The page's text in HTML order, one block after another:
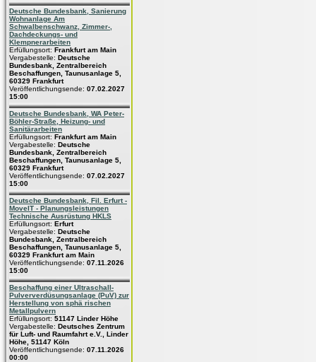
Deutsche Bundesbank, Sanierung
Wohnanlage Am
Schwalbenschwanz, Zimmer-,
Dachdeckungs- und
Klempnerarbeiten
Erfüllungsort: Frankfurt am Main
Vergabestelle: Deutsche
Bundesbank, Zentralbereich
Beschaffungen, Taunusanlage 5,
60329 Frankfurt
Veröffentlichungsende: 07.02.2027
15:00
Deutsche Bundesbank, WA Peter-
Böhler-Straße, Heizung- und
Sanitärarbeiten
Erfüllungsort: Frankfurt am Main
Vergabestelle: Deutsche
Bundesbank, Zentralbereich
Beschaffungen, Taunusanlage 5,
60329 Frankfurt
Veröffentlichungsende: 07.02.2027
15:00
Deutsche Bundesbank, Fil. Erfurt -
MoveIT - Planungsleistungen
Technische Ausrüstung HKLS
Erfüllungsort: Erfurt
Vergabestelle: Deutsche
Bundesbank, Zentralbereich
Beschaffungen, Taunusanlage 5,
60329 Frankfurt am Main
Veröffentlichungsende: 07.11.2026
15:00
Beschaffung einer Ultraschall-
Pulververdüsungsanlage (PuV) zur
Herstellung von sphä rischen
Metallpulvern
Erfüllungsort: 51147 Linder Höhe
Vergabestelle: Deutsches Zentrum
für Luft- und Raumfahrt e.V., Linder
Höhe, 51147 Köln
Veröffentlichungsende: 07.11.2026
00:00